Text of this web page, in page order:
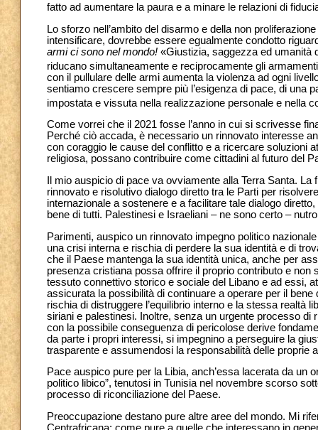
fatto ad aumentare la paura e a minare le relazioni di
Lo sforzo nell’ambito del disarmo e della non
intensificare, dovrebbe essere egualmente condotto
armi ci sono nel mondo! «Giustizia, saggezza ed umanità
riducano simultaneamente e reciprocamente gli
con il pullulare delle armi aumenta la violenza ad ogni
sentiamo crescere sempre più l’esigenza di pace, di una
impostata e vissuta nella realizzazione personale e nella
Come vorrei che il 2021 fosse l’anno in cui si scrivesse
Perché ciò accada, è necessario un rinnovato interesse
con coraggio le cause del conflitto e a ricercare soluzioni
religiosa, possano contribuire come cittadini al futuro del
Il mio auspicio di pace va ovviamente alla Terra Santa.
rinnovato e risolutivo dialogo diretto tra le Parti per
internazionale a sostenere e a facilitare tale dialogo
bene di tutti. Palestinesi e Israeliani – ne sono certo –
Parimenti, auspico un rinnovato impegno politico
una crisi interna e rischia di perdere la sua identità e di
che il Paese mantenga la sua identità unica, anche per
presenza cristiana possa offrire il proprio contributo e
tessuto connettivo storico e sociale del Libano e ad essi,
assicurata la possibilità di continuare a operare per il
rischia di distruggere l’equilibrio interno e la stessa realtà
siriani e palestinesi. Inoltre, senza un urgente processo
con la possibile conseguenza di pericolose derive
da parte i propri interessi, si impegnino a perseguire la
trasparente e assumendosi la responsabilità delle proprie
Pace auspico pure per la Libia, anch’essa lacerata da un
politico libico”, tenutosi in Tunisia nel novembre scorso
processo di riconciliazione del Paese.
Preoccupazione destano pure altre aree del mondo. Mi